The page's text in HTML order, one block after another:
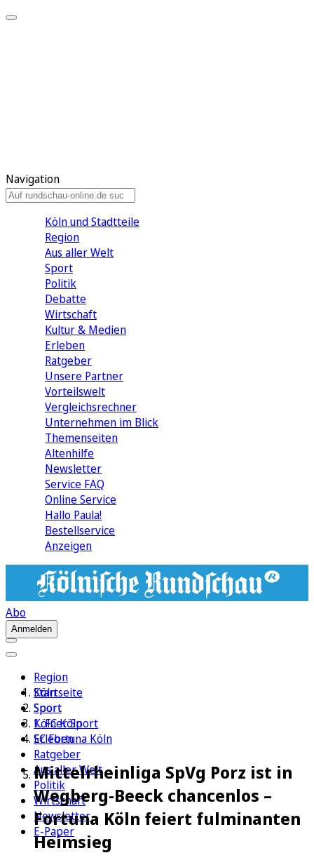
Navigation
Köln und Stadtteile
Region
Aus aller Welt
Sport
Politik
Debatte
Wirtschaft
Kultur & Medien
Erleben
Ratgeber
Unsere Partner
Vorteilswelt
Vergleichsrechner
Unternehmen im Blick
Themenseiten
Altenhilfe
Newsletter
Service FAQ
Online Service
Hallo Paula!
Bestellservice
Anzeigen
Abo
Anmelden
Region
Köln
Sport
1. FC Köln
Erleben
Ratgeber
Aus aller Welt
Politik
Wirtschaft
Newsletter
E-Paper
Startseite
Sport
Kölner Sport
SC Fortuna Köln
Mittelrheinliga SpVg Porz ist in
Wegberg-Beeck chancenlos –
Fortuna Köln feiert fulminanten
Heimsieg